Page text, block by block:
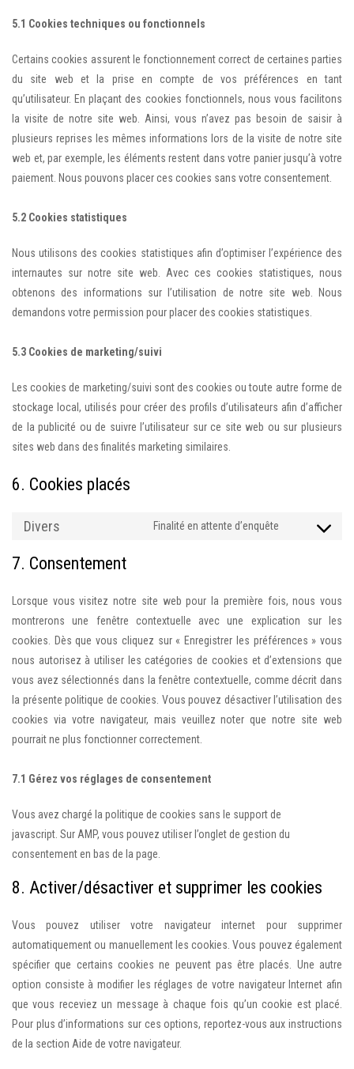
5.1 Cookies techniques ou fonctionnels
Certains cookies assurent le fonctionnement correct de certaines parties
du site web et la prise en compte de vos préférences en tant
qu’utilisateur. En plaçant des cookies fonctionnels, nous vous facilitons
la visite de notre site web. Ainsi, vous n’avez pas besoin de saisir à
plusieurs reprises les mêmes informations lors de la visite de notre site
web et, par exemple, les éléments restent dans votre panier jusqu’à votre
paiement. Nous pouvons placer ces cookies sans votre consentement.
5.2 Cookies statistiques
Nous utilisons des cookies statistiques afin d’optimiser l’expérience des
internautes sur notre site web. Avec ces cookies statistiques, nous
obtenons des informations sur l’utilisation de notre site web. Nous
demandons votre permission pour placer des cookies statistiques.
5.3 Cookies de marketing/suivi
Les cookies de marketing/suivi sont des cookies ou toute autre forme de
stockage local, utilisés pour créer des profils d’utilisateurs afin d’afficher
de la publicité ou de suivre l’utilisateur sur ce site web ou sur plusieurs
sites web dans des finalités marketing similaires.
6. Cookies placés
Divers Finalité en attente d’enquête
Consent
7. Consentement
Lorsque vous visitez notre site web pour la première fois, nous vous
montrerons une fenêtre contextuelle avec une explication sur les
cookies. Dès que vous cliquez sur « Enregistrer les préférences » vous
nous autorisez à utiliser les catégories de cookies et d’extensions que
vous avez sélectionnés dans la fenêtre contextuelle, comme décrit dans
la présente politique de cookies. Vous pouvez désactiver l’utilisation des
cookies via votre navigateur, mais veuillez noter que notre site web
pourrait ne plus fonctionner correctement.
7.1 Gérez vos réglages de consentement
Vous avez chargé la politique de cookies sans le support de
javascript. Sur AMP, vous pouvez utiliser l’onglet de gestion du
consentement en bas de la page.
8. Activer/désactiver et supprimer les cookies
Vous pouvez utiliser votre navigateur internet pour supprimer
automatiquement ou manuellement les cookies. Vous pouvez également
spécifier que certains cookies ne peuvent pas être placés. Une autre
option consiste à modifier les réglages de votre navigateur Internet afin
que vous receviez un message à chaque fois qu’un cookie est placé.
Pour plus d’informations sur ces options, reportez-vous aux instructions
de la section Aide de votre navigateur.